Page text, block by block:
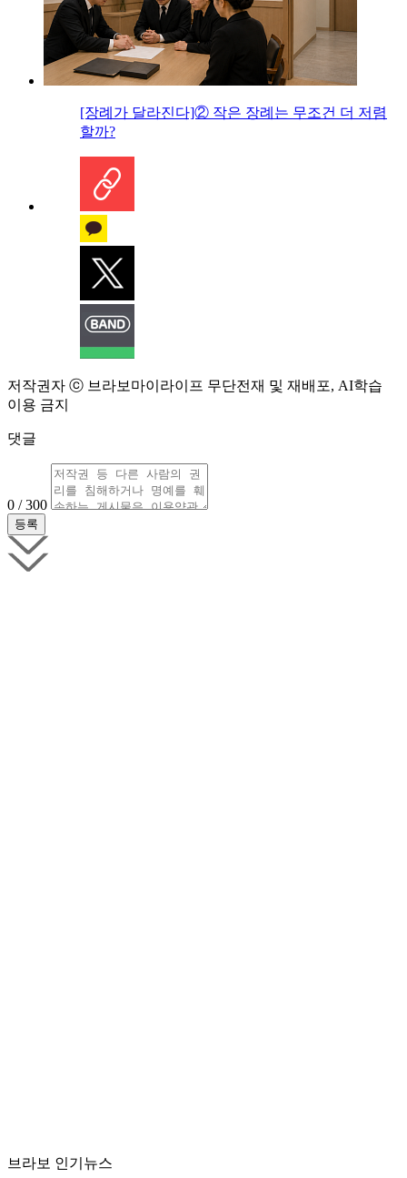
[장례가 달라진다]② 작은 장례는 무조건 더 저렴
할까?
저작권자 ⓒ 브라보마이라이프 무단전재 및 재배포, AI학습
이용 금지
댓글
0 / 300
브라보 인기뉴스